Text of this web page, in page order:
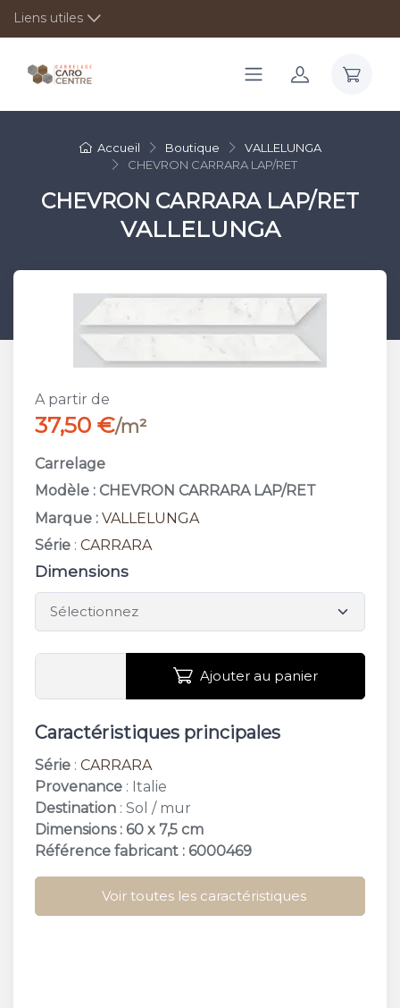
Liens utiles
Accueil Boutique
VALLELUNGA
CHEVRON CARRARA LAP/RET
CHEVRON CARRARA LAP/RET
VALLELUNGA
A partir de
37,50 €/m²
Carrelage
Modèle : CHEVRON CARRARA LAP/RET
Marque : VALLELUNGA
Série : CARRARA
Dimensions
Ajouter au panier
Caractéristiques principales
Série : CARRARA
Provenance : Italie
Destination : Sol / mur
Dimensions : 60 x 7,5 cm
Référence fabricant : 6000469
Voir toutes les caractéristiques